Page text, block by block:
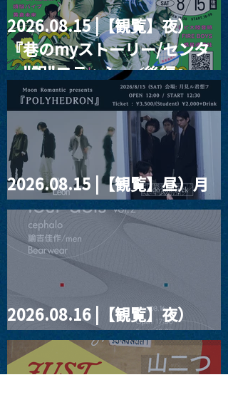
2026.08.15 |【観覧】夜）
『巷のmyストーリー/センタ
ー"訳"フラッシュ⚡️後編』
2026.08.15 |【観覧】昼）月
見ルpre.『POLYHEDRON』
2026.08.16 |【観覧】夜）
four dots vol.2